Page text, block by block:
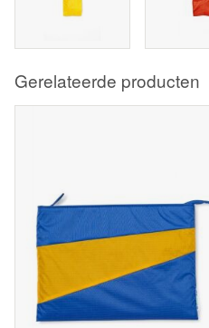
Gerelateerde producten